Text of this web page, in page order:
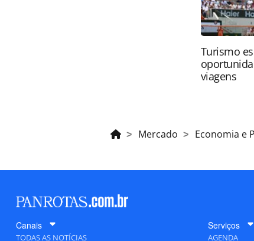
Turismo
viagens
Mercado Economia e
Canais
TODAS AS NOTÍCIAS
Serviços
AGENDA